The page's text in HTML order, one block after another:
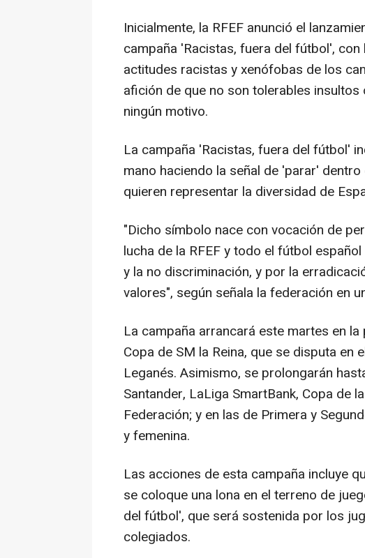
Inicialmente, la RFEF anunció el
campaña 'Racistas, fuera del fútbol',
actitudes racistas y xenófobas de los
afición de que no son tolerables
ningún motivo.
La campaña 'Racistas, fuera del fútbol'
mano haciendo la señal de 'parar'
quieren representar la diversidad de
"Dicho símbolo nace con vocación de
lucha de la RFEF y todo el fútbol
y la no discriminación, y por la
valores", según señala la federación en
La campaña arrancará este martes en
Copa de SM la Reina, que se disputa en
Leganés. Asimismo, se prolongarán
Santander, LaLiga SmartBank, Copa de
Federación; y en las de Primera y
y femenina.
Las acciones de esta campaña incluye
se coloque una lona en el terreno de
del fútbol', que será sostenida por los
colegiados.